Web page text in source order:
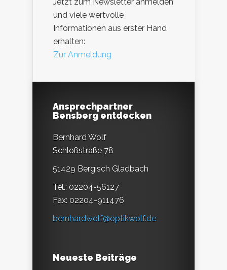
Jetzt zum Newsletter anmelden
und viele wertvolle
Informationen aus erster Hand
erhalten:
Zur Anmeldung
Ansprechpartner
Bensberg entdecken
Bernhard Wolf
Schloßstraße 78
51429 Bergisch Gladbach
Tel.: 02204-56127
Fax: 02204-911476
bernhardwolf@optikwolf.de
Neueste Beiträge